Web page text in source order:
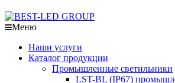
Меню
Наши услуги
Каталог продукции
Промышленные светильники
LST-BL (IP67)